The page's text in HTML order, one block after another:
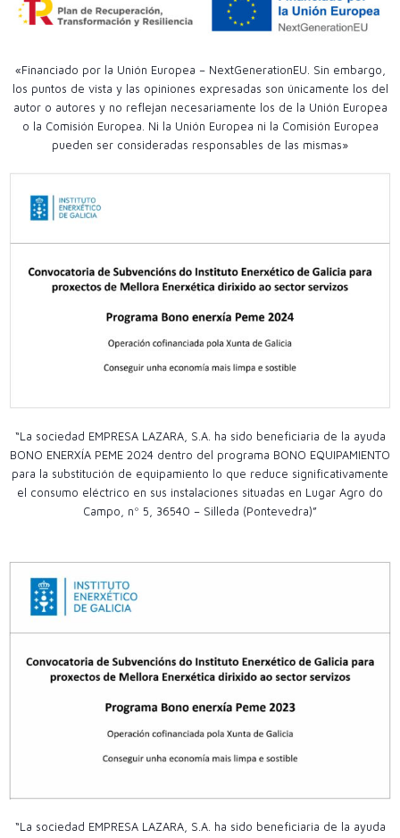
«Financiado por la Unión Europea – NextGenerationEU. Sin embargo,
los puntos de vista y las opiniones expresadas son únicamente los del
autor o autores y no reflejan necesariamente los de la Unión Europea
o la Comisión Europea. Ni la Unión Europea ni la Comisión Europea
pueden ser consideradas responsables de las mismas»
“La sociedad EMPRESA LAZARA, S.A. ha sido beneficiaria de la ayuda
BONO ENERXÍA PEME 2024 dentro del programa BONO EQUIPAMIENTO
para la substitución de equipamiento lo que reduce significativamente
el consumo eléctrico en sus instalaciones situadas en Lugar Agro do
Campo, nº 5, 36540 – Silleda (Pontevedra)”
“La sociedad EMPRESA LAZARA, S.A. ha sido beneficiaria de la ayuda